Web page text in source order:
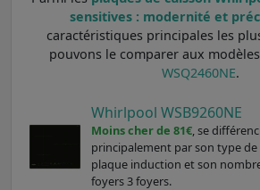
sensitives : modernité et
caractéristiques principales les
pouvons le comparer aux modèles
WSQ2460NE.
Whirlpool WSB9260NE
Moins cher de 81€, se
principalement par son type de
plaque induction et son
foyers 3 foyers.